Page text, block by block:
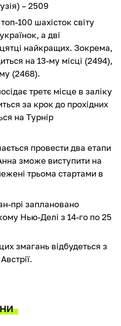
– 2509
100 шахісток світу
а дві
найкращих. Зокрема,
на 13-му місці (2494),
(2468).
третє місце в заліку
за крок до прохідних
на Турнір
провести два етапи
зможе виступити на
трьома стартами в
прі заплановано
Нью-Делі з 14-го по 25
змагань відбудеться з